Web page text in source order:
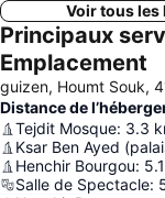
Voir tous les
Principaux
Emplacement
guizen, Houmt Souk,
Distance de
Tejdit Mosque: 3.3
Ksar Ben Ayed
Henchir Bourgou: 5.1
Salle de Spectacle: